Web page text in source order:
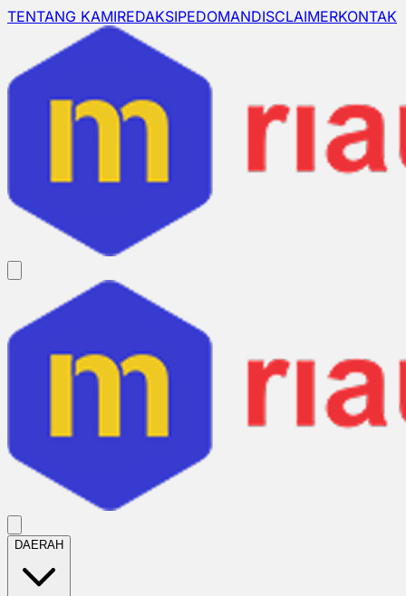
TENTANG KAMIREDAKSIPEDOMANDISCLAIMERKONTAK
DAERAH